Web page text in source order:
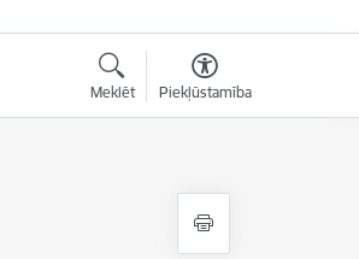
Meklēt Piekļūstamība